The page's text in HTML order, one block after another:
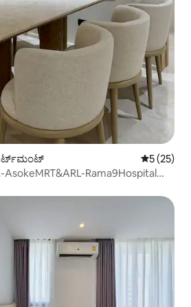
5 ರಲ್ಲಿ 5
5 (25)
Rama9Hospital